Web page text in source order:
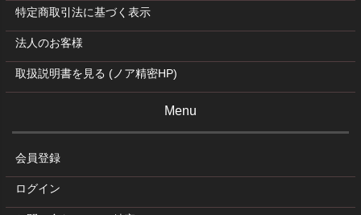
特定商取引法に基づく表示
法人のお客様
取扱説明書を見る (ノア精密HP)
Menu
会員登録
ログイン